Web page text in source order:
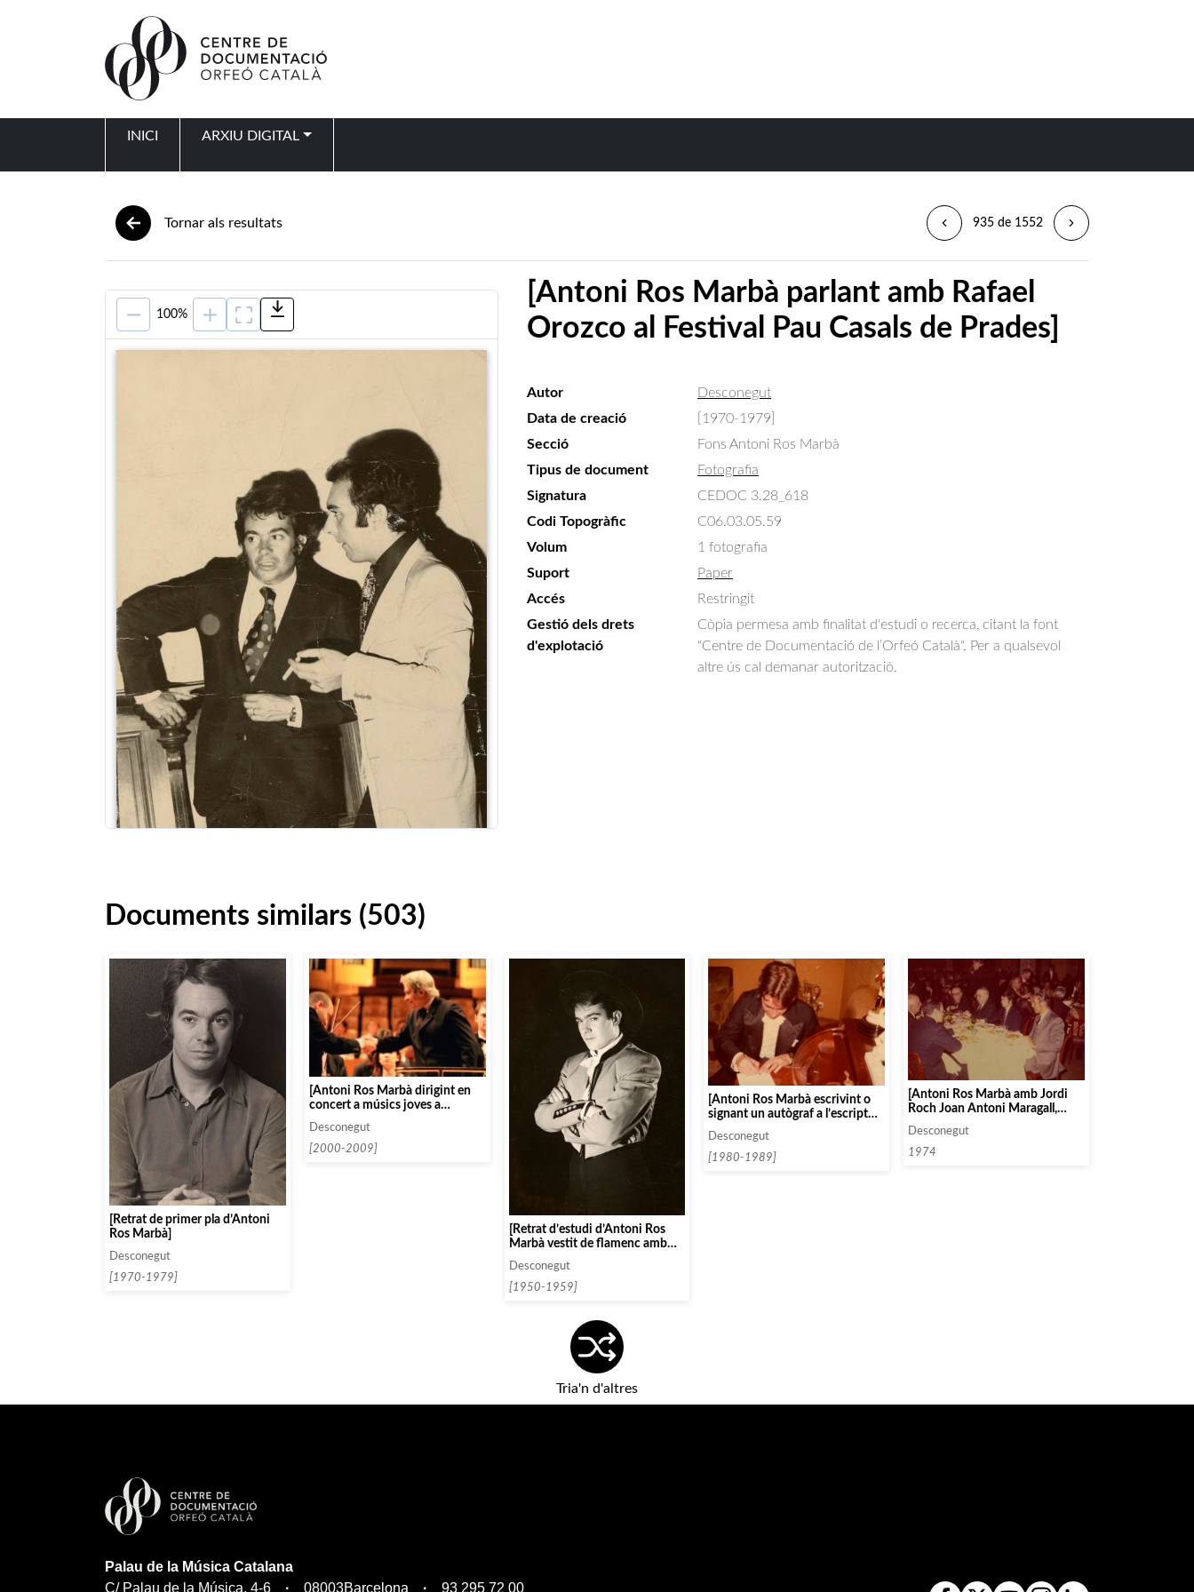
INICI ARXIU DIGITAL
Tornar als resultats 935 de 1552
100%
[Antoni Ros Marbà parlant amb Rafael
Orozco al Festival Pau Casals de Prades]
Autor
Desconegut
Data de creació
[1970-1979]
Secció
Fons Antoni Ros Marbà
Tipus de document
Fotografia
Signatura
CEDOC 3.28_618
Codi Topogràfic
C06.03.05.59
Volum
1 fotografia
Suport
Paper
Accés
Restringit
Gestió dels drets
d'explotació
Còpia permesa amb finalitat d'estudi o recerca, citant la font
"Centre de Documentació de l’Orfeó Català". Per a qualsevol
altre ús cal demanar autorització.
Documents similars (503)
[Retrat de primer pla d’Antoni
Ros Marbà]
Desconegut
[1970-1979]
[Antoni Ros Marbà dirigint en
concert a músics joves a
presència de Paloma O’Shea]
Desconegut
[2000-2009]
[Retrat d’estudi d’Antoni Ros
Marbà vestit de flamenc amb
barret]
Desconegut
[1950-1959]
[Antoni Ros Marbà escrivint o
signant un autògraf a l’escriptori
d’un camerino després d’un
concert]
Desconegut
[1980-1989]
[Antoni Ros Marbà amb Jordi
Roch Joan Antoni Maragall,
Antoni Puigvert, Joan Antoni
Pàmies, i Manuel Capdevila]
Desconegut
1974
Tria'n d'altres
Palau de la Música Catalana
C/ Palau de la Música, 4-6
08003Barcelona 93 295 72 00